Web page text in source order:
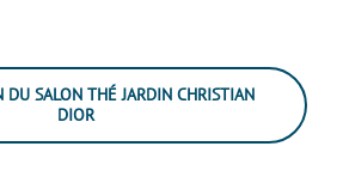
DU SALON THÉ JARDIN CHRISTIAN
DIOR